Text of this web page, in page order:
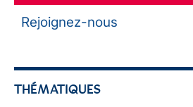
Rejoignez-nous
THÉMATIQUES